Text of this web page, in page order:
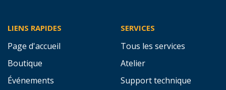
LIENS RAPIDES
Page d'accueil
Boutique
Événements
SERVICES
Tous les services
Atelier
Support technique